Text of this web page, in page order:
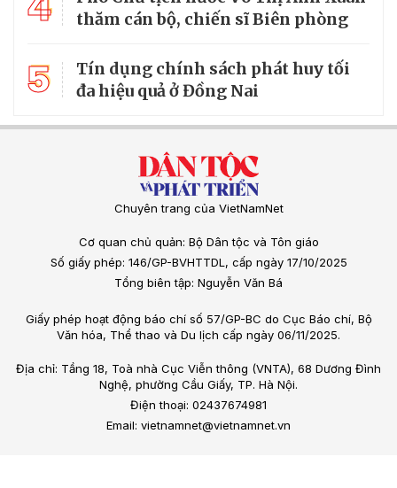
thăm cán bộ, chiến sĩ Biên phòng
5
Tín dụng chính sách phát huy tối
đa hiệu quả ở Đồng Nai
Chuyên trang của VietNamNet
Cơ quan chủ quản: Bộ Dân tộc và Tôn giáo
Số giấy phép: 146/GP-BVHTTDL, cấp ngày 17/10/2025
Tổng biên tập: Nguyễn Văn Bá
Giấy phép hoạt động báo chí số 57/GP-BC do Cục Báo chí, Bộ
Văn hóa, Thể thao và Du lịch cấp ngày 06/11/2025.
Địa chỉ: Tầng 18, Toà nhà Cục Viễn thông (VNTA), 68 Dương Đình
Nghệ, phường Cầu Giấy, TP. Hà Nội.
Điện thoại: 02437674981
Email: vietnamnet@vietnamnet.vn